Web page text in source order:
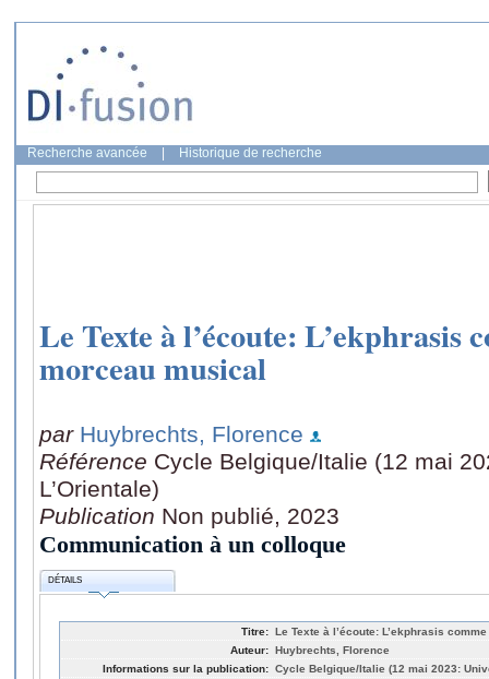
Recherche avancée Historique de recherche
Le Texte à l’écoute: L’ekphrasis
morceau musical
par Huybrechts, Florence
Référence Cycle Belgique/Italie (12 mai
L’Orientale)
Publication Non publié, 2023
Communication à un colloque
DÉTAILS
Titre: Le Texte à l’écoute: L’ekphrasis
Auteur: Huybrechts, Florence
Informations sur la publication: Cycle Belgique/Italie (12 mai 2023: